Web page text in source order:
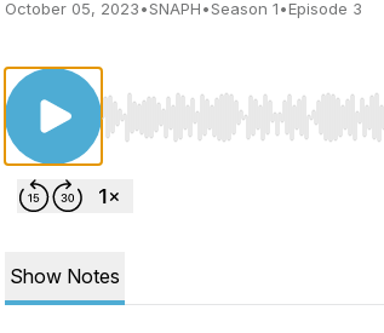
October 05, 2023•SNAPH•Season 1•Episode 3
Use Left/Right to seek, Home/
Show Notes